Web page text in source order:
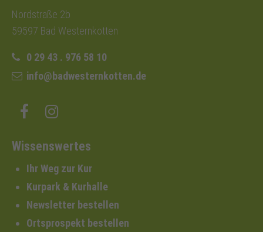
Nordstraße 2b
59597 Bad Westernkotten
0 29 43 . 976 58 10
info@badwesternkotten.de
Wissenswertes
Ihr Weg zur Kur
Kurpark & Kurhalle
Newsletter bestellen
Ortsprospekt bestellen